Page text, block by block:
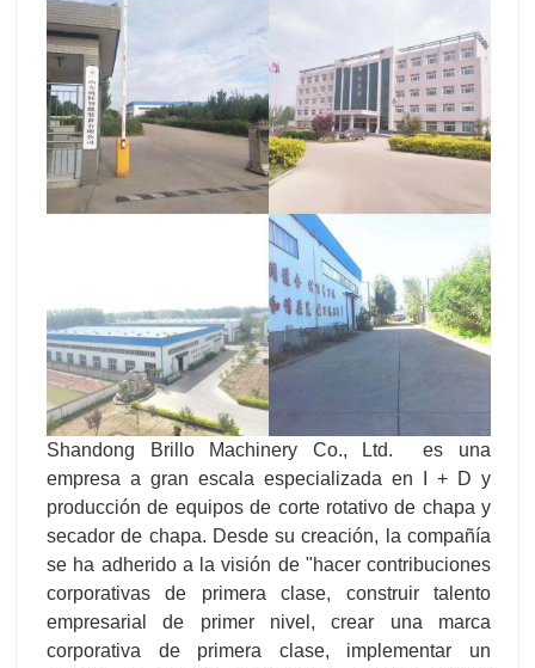
Shandong Brillo Machinery Co., Ltd. es una
empresa a gran escala especializada en I + D y
producción de equipos de corte rotativo de chapa y
secador de chapa. Desde su creación, la compañía
se ha adherido a la visión de "hacer contribuciones
corporativas de primera clase, construir talento
empresarial de primer nivel, crear una marca
corporativa de primera clase, implementar un